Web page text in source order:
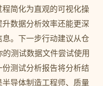
简化为直观的可视化操
数据分析效率还能更深
。下一步行动建议从仓
测试数据文件尝试使用
测试分析报告将分析结
导体制造工程师、质量